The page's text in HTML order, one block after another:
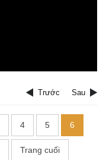
Trước Sau
4 5 6
Trang cuối